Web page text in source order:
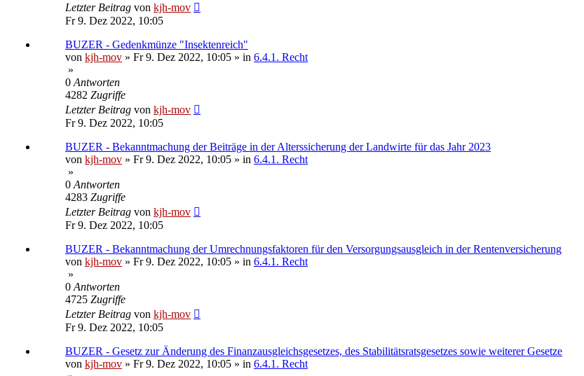
Letzter Beitrag von kjh-mov
Fr 9. Dez 2022, 10:05
BUZER - Gedenkmünze "Insektenreich"
von kjh-mov » Fr 9. Dez 2022, 10:05 » in 6.4.1. Recht
»
0 Antworten
4282 Zugriffe
Letzter Beitrag von kjh-mov
Fr 9. Dez 2022, 10:05
BUZER - Bekanntmachung der Beiträge in der Alterssicherung der Landwirte für das Jahr 2023
von kjh-mov » Fr 9. Dez 2022, 10:05 » in 6.4.1. Recht
»
0 Antworten
4283 Zugriffe
Letzter Beitrag von kjh-mov
Fr 9. Dez 2022, 10:05
BUZER - Bekanntmachung der Umrechnungsfaktoren für den Versorgungsausgleich in der Rentenversicherung
von kjh-mov » Fr 9. Dez 2022, 10:05 » in 6.4.1. Recht
»
0 Antworten
4725 Zugriffe
Letzter Beitrag von kjh-mov
Fr 9. Dez 2022, 10:05
BUZER - Gesetz zur Änderung des Finanzausgleichsgesetzes, des Stabilitätsratsgesetzes sowie weiterer Gesetze
von kjh-mov » Fr 9. Dez 2022, 10:05 » in 6.4.1. Recht